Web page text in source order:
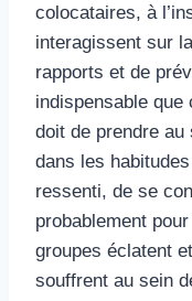
colocataires, à
interagissent sur
rapports et de
indispensable que
doit de prendre au
dans les
ressenti, de se
probablement
groupes éclatent
souffrent au sein